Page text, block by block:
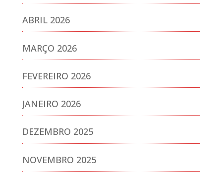
ABRIL 2026
MARÇO 2026
FEVEREIRO 2026
JANEIRO 2026
DEZEMBRO 2025
NOVEMBRO 2025